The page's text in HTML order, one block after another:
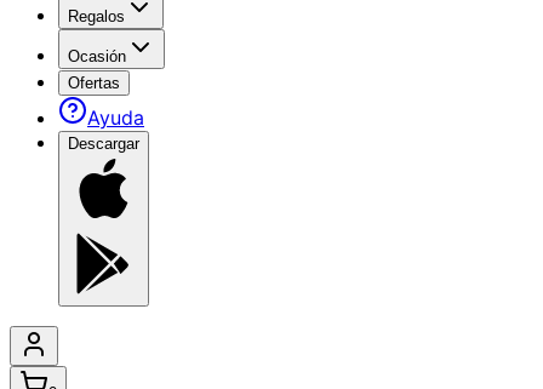
Regalos
Ocasión
Ofertas
Ayuda
Descargar